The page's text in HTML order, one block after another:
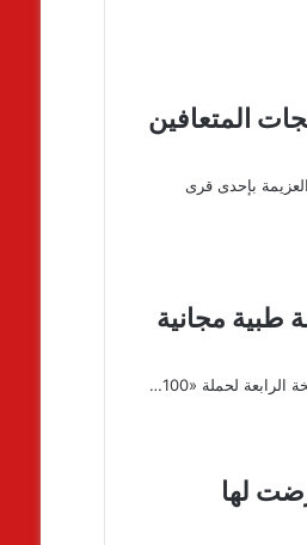
المتعافين
بإحدى قرى
أكثر من مليون و364 ألف خدمة طبية مجانية
لها